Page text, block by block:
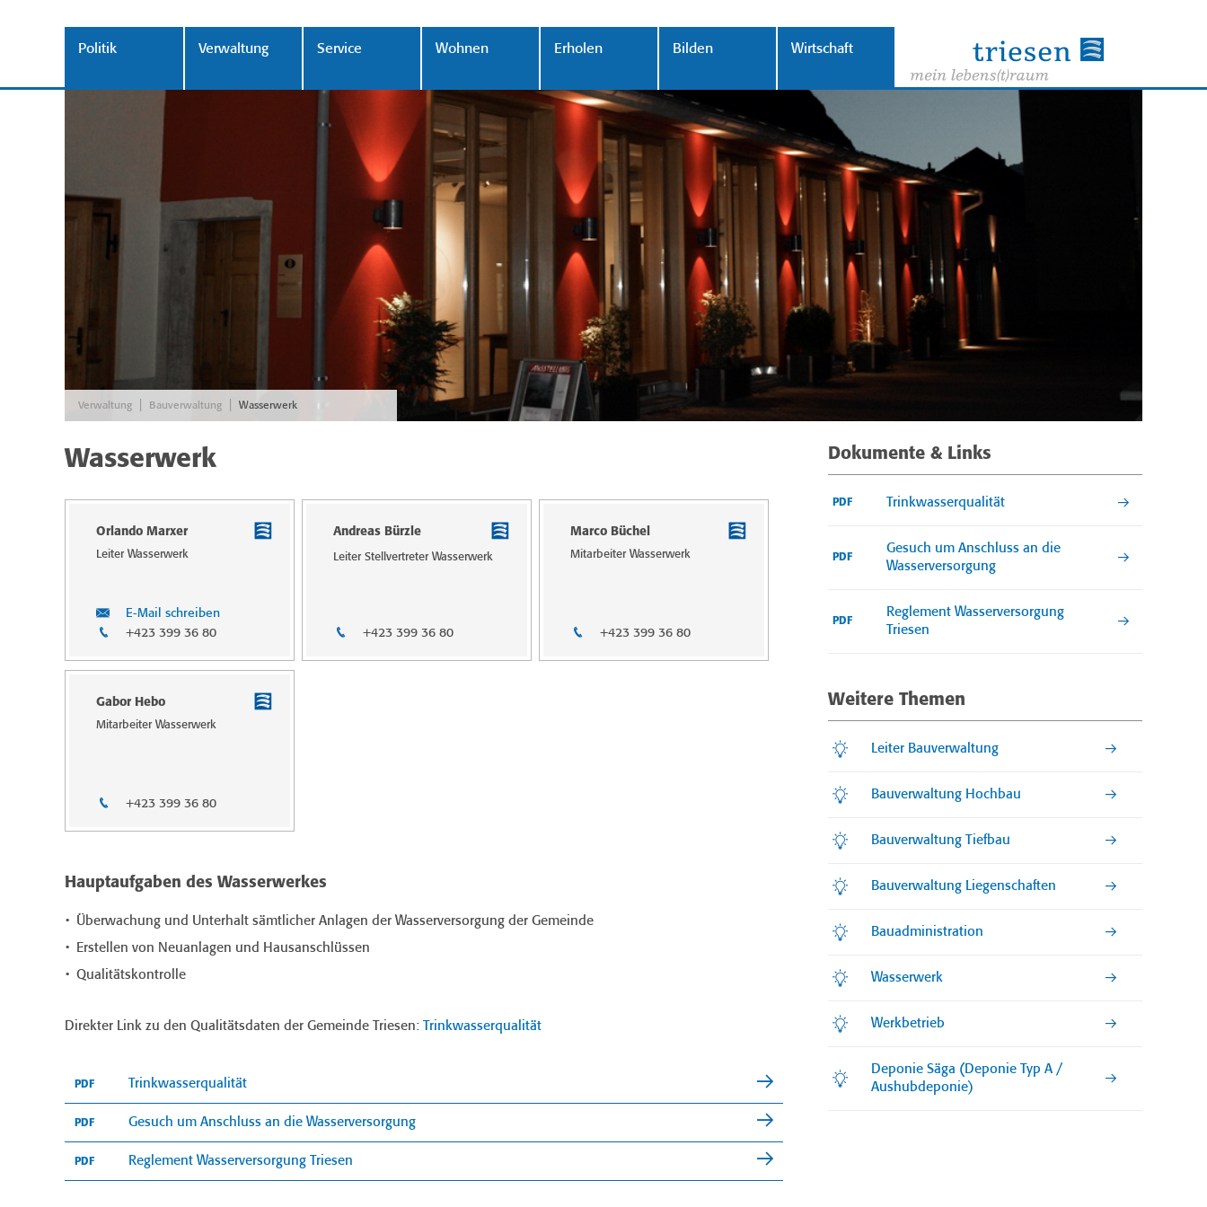
Politik Verwaltung Service Wohnen Erholen Bilden Wirtschaft
Verwaltung Bauverwaltung Wasserwerk
Wasserwerk
Orlando Marxer
Leiter Wasserwerk
E-Mail schreiben
+423 399 36 80
Andreas Bürzle
Leiter Stell­vertreter Wasserwerk
+423 399 36 80
Marco Büchel
Mitarbeiter Wasserwerk
+423 399 36 80
Gabor Hebo
Mitarbeiter Wasserwerk
+423 399 36 80
Hauptaufgaben des Wasserwerkes
Überwachung und Unterhalt sämtlicher Anlagen der Wasserversorgung der Gemeinde
Erstellen von Neuanlagen und Hausanschlüssen
Qualitätskontrolle
Direkter Link zu den Qualitätsdaten der Gemeinde Triesen: Trinkwasserqualität
PDF Trinkwasserqualität
PDF Gesuch um Anschluss an die Wasserversorgung
PDF Reglement Wasserversorgung Triesen
Dokumente & Links
PDF Trinkwasserqualität
PDF
Gesuch um Anschluss an die
Wasserversorgung
PDF
Reglement Wasserversorgung
Triesen
Weitere Themen
Leiter Bauverwaltung
Bauverwaltung Hochbau
Bauverwaltung Tiefbau
Bauverwaltung Liegenschaften
Bauadministration
Wasserwerk
Werkbetrieb
Deponie Säga (Deponie Typ A /
Aushubdeponie)